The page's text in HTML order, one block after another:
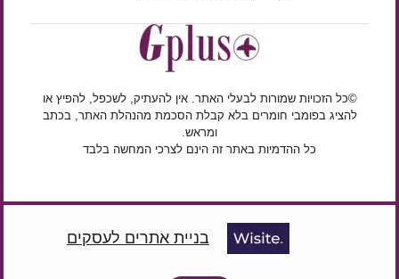
©כל הזכויות שמורות לבעלי האתר. אין להעתיק, לשכפל, להפיץ או
להציג בפומבי חומרים בלא קבלת הסכמת מהנהלת האתר, בכתב
ומראש.
כל ההדמיות באתר זה הינם לצרכי המחשה בלבד
בניית אתרים לעסקים